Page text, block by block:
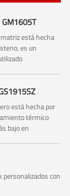
matriz está hecha
es un
está hecha por
térmico
bajo en
personalizados con